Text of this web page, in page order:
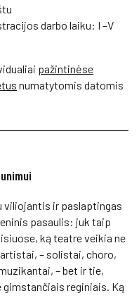
darbo laiku: I –V
pažintinėse
numatytomis datomis
viliojantis ir paslaptingas
pasaulis: juk taip
ką teatre veikia ne
– solistai, choro,
– bet ir tie,
reginiais. Ką